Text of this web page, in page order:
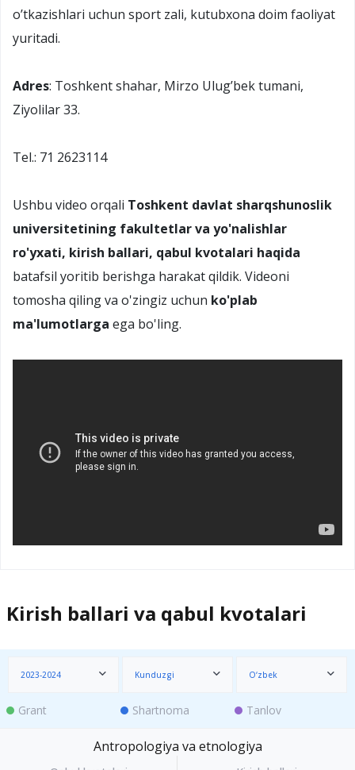
o’tkazishlari uchun sport zali, kutubxona doim faoliyat
yuritadi.
Adres: Toshkent shahar, Mirzo Ulug’bek tumani,
Ziyolilar 33.
Tel.: 71 2623114
Ushbu video orqali Toshkent davlat sharqshunoslik
universitetining fakultetlar va yo'nalishlar
ro'yxati, kirish ballari, qabul kvotalari haqida
batafsil yoritib berishga harakat qildik. Videoni
tomosha qiling va o'zingiz uchun ko'plab
ma'lumotlarga ega bo'ling.
Kirish ballari va qabul kvotalari
2023-2024 Kunduzgi O‘zbek
Grant Shartnoma Tanlov
Antropologiya va etnologiya